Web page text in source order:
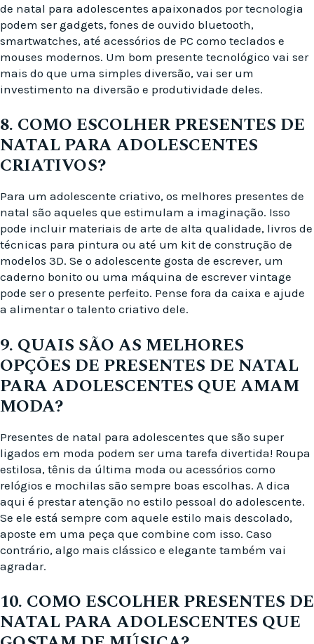
de natal para adolescentes apaixonados por tecnologia
podem ser gadgets, fones de ouvido bluetooth,
smartwatches, até acessórios de PC como teclados e
mouses modernos. Um bom presente tecnológico vai ser
mais do que uma simples diversão, vai ser um
investimento na diversão e produtividade deles.
8. COMO ESCOLHER PRESENTES DE
NATAL PARA ADOLESCENTES
CRIATIVOS?
Para um adolescente criativo, os melhores presentes de
natal são aqueles que estimulam a imaginação. Isso
pode incluir materiais de arte de alta qualidade, livros de
técnicas para pintura ou até um kit de construção de
modelos 3D. Se o adolescente gosta de escrever, um
caderno bonito ou uma máquina de escrever vintage
pode ser o presente perfeito. Pense fora da caixa e ajude
a alimentar o talento criativo dele.
9. QUAIS SÃO AS MELHORES
OPÇÕES DE PRESENTES DE NATAL
PARA ADOLESCENTES QUE AMAM
MODA?
Presentes de natal para adolescentes que são super
ligados em moda podem ser uma tarefa divertida! Roupa
estilosa, tênis da última moda ou acessórios como
relógios e mochilas são sempre boas escolhas. A dica
aqui é prestar atenção no estilo pessoal do adolescente.
Se ele está sempre com aquele estilo mais descolado,
aposte em uma peça que combine com isso. Caso
contrário, algo mais clássico e elegante também vai
agradar.
10. COMO ESCOLHER PRESENTES DE
NATAL PARA ADOLESCENTES QUE